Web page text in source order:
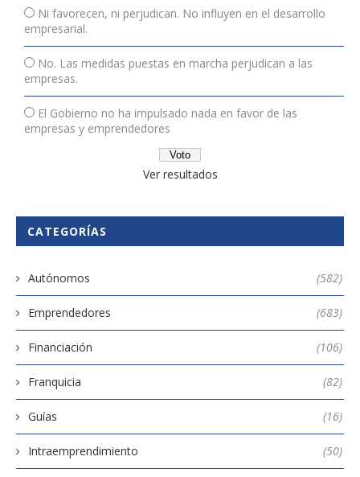
Ni favorecen, ni perjudican. No influyen en el desarrollo
empresarial.
No. Las medidas puestas en marcha perjudican a las
empresas.
El Gobierno no ha impulsado nada en favor de las
empresas y emprendedores
Ver resultados
CATEGORÍAS
Autónomos (582)
Emprendedores (683)
Financiación (106)
Franquicia (82)
Guías (16)
Intraemprendimiento (50)